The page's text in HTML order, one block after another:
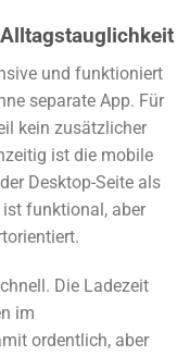
und funktioniert
separate App. Für
kein zusätzlicher
ist die mobile
Desktop-Seite als
funktional, aber
Die Ladezeit
im
ordentlich, aber